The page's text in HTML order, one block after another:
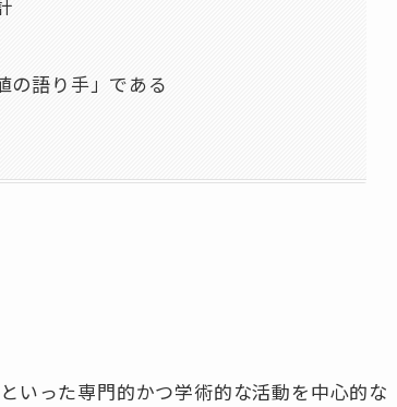
の語り手」である
いった専門的かつ学術的な活動を中心的な